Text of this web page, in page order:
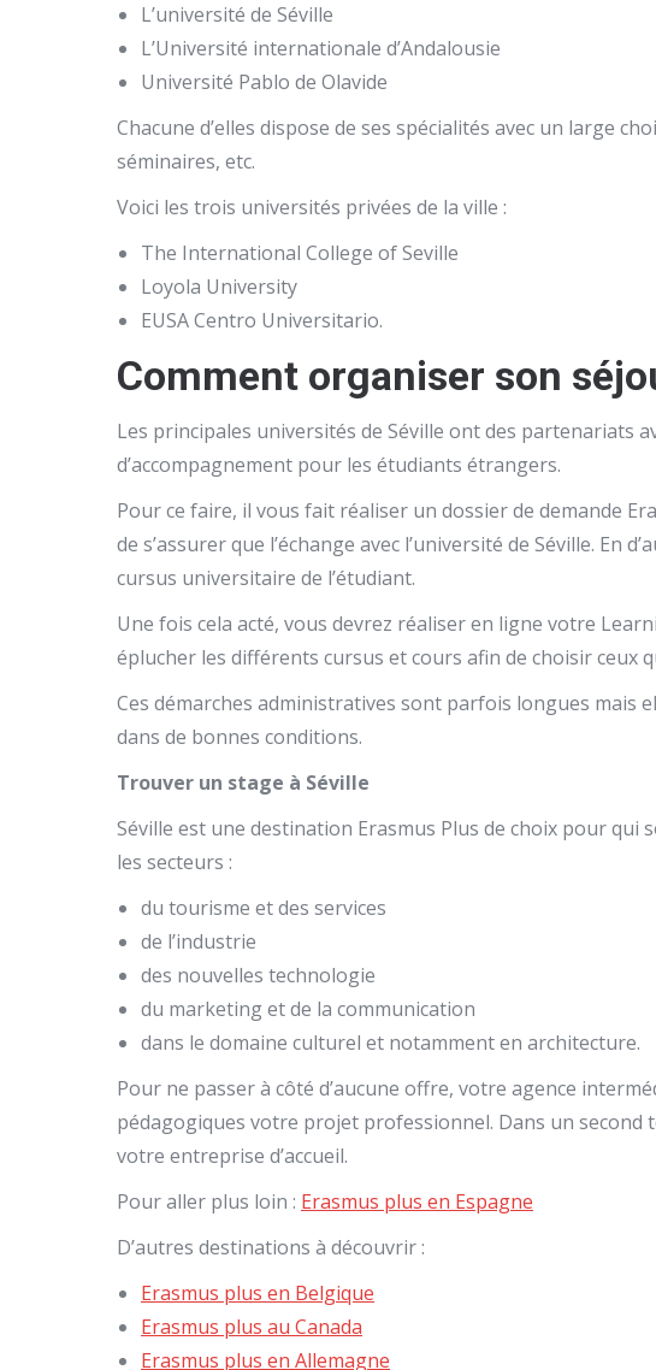
L’université de Séville
L’Université internationale d’Andalousie
Université Pablo de Olavide
Chacune d’elles dispose de ses spécialités avec un large
séminaires, etc.
Voici les trois universités privées de la ville :
The International College of Seville
Loyola University
EUSA Centro Universitario.
Comment organiser son
Les principales universités de Séville ont des partenariats
d’accompagnement pour les étudiants étrangers.
Pour ce faire, il vous fait réaliser un dossier de demande
de s’assurer que l’échange avec l’université de Séville.
cursus universitaire de l’étudiant.
Une fois cela acté, vous devrez réaliser en ligne votre
éplucher les différents cursus et cours afin de choisir ceux
Ces démarches administratives sont parfois longues mais
dans de bonnes conditions.
Trouver un stage à Séville
Séville est une destination Erasmus Plus de choix pour
les secteurs :
du tourisme et des services
de l’industrie
des nouvelles technologie
du marketing et de la communication
dans le domaine culturel et notamment en architecture.
Pour ne passer à côté d’aucune offre, votre agence
pédagogiques votre projet professionnel. Dans un second
votre entreprise d’accueil.
Pour aller plus loin : Erasmus plus en Espagne
D’autres destinations à découvrir :
Erasmus plus en Belgique
Erasmus plus au Canada
Erasmus plus en Allemagne